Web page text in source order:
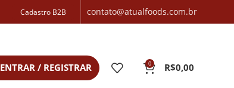
Cadastro B2B contato@atualfoods.com.br
ENTRAR / REGISTRAR 0 R$0,00